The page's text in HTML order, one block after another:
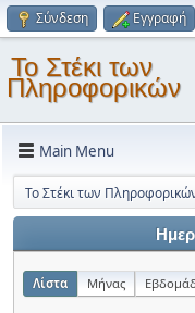
Σύνδεση Εγγραφή
Το Στέκι των
Πληροφορικών
Main Menu
Το Στέκι των
Λίστα Μήνας